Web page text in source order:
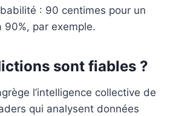
: 90 centimes pour un
90%, par exemple.
sont fiables ?
l’intelligence collective de
qui analysent données